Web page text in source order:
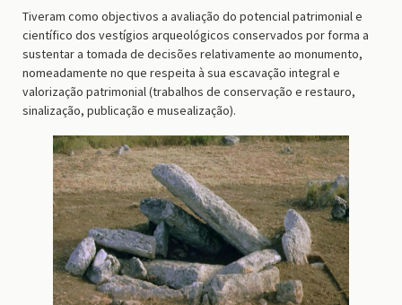
Tiveram como objectivos a avaliação do potencial patrimonial e
científico dos vestígios arqueológicos conservados por forma a
sustentar a tomada de decisões relativamente ao monumento,
nomeadamente no que respeita à sua escavação integral e
valorização patrimonial (trabalhos de conservação e restauro,
sinalização, publicação e musealização).